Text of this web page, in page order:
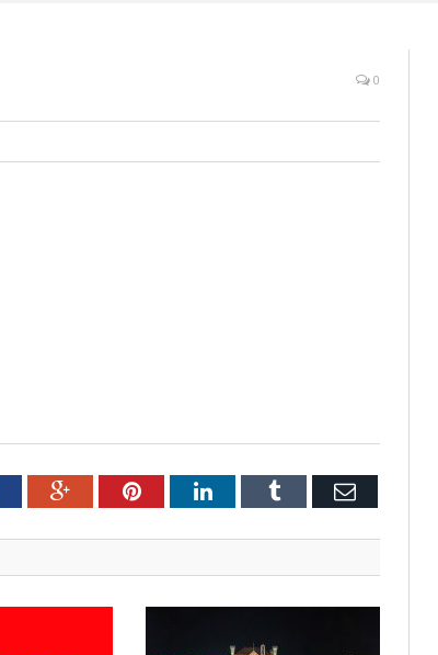
0
Google+PinterestLinkedInTumblr Email